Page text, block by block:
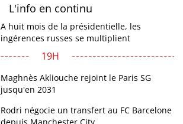
L'info en continu
A huit mois de la présidentielle, les
ingérences russes se multiplient
19H
Maghnès Akliouche rejoint le Paris SG
jusqu'en 2031
Rodri négocie un transfert au FC Barcelone